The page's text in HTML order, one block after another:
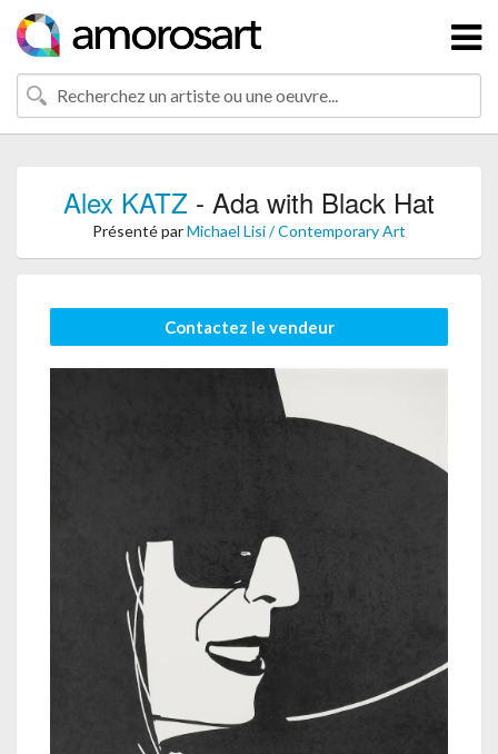
Alex KATZ - Ada with Black Hat
Présenté parMichael Lisi / Contemporary Art
Contactez le vendeur